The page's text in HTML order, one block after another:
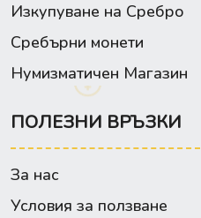
Изкупуване на Сребро
Сребърни монети
Нумизматичен Магазин
ПОЛЕЗНИ ВРЪЗКИ
За нас
Условия за ползване